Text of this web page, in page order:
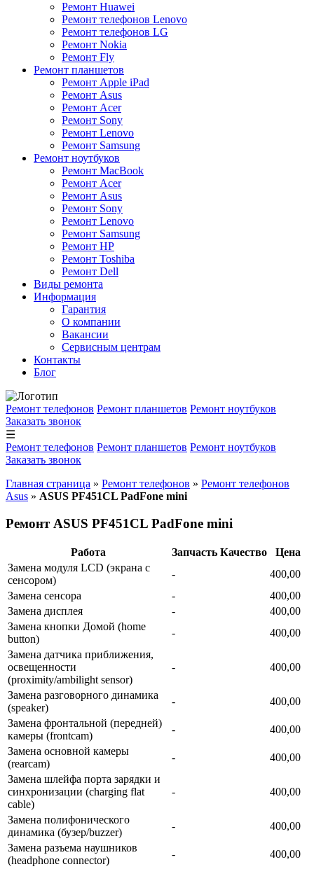
Ремонт Huawei
Ремонт телефонов Lenovo
Ремонт телефонов LG
Ремонт Nokia
Ремонт Fly
Ремонт планшетов
Ремонт Apple iPad
Ремонт Asus
Ремонт Acer
Ремонт Sony
Ремонт Lenovo
Ремонт Samsung
Ремонт ноутбуков
Ремонт MacBook
Ремонт Acer
Ремонт Asus
Ремонт Sony
Ремонт Lenovo
Ремонт Samsung
Ремонт HP
Ремонт Toshiba
Ремонт Dell
Виды ремонта
Информация
Гарантия
О компании
Вакансии
Сервисным центрам
Контакты
Блог
Ремонт телефонов Ремонт планшетов Ремонт ноутбуков
Заказать звонок
☰
Ремонт телефонов Ремонт планшетов Ремонт ноутбуков
Заказать звонок
Главная страница » Ремонт телефонов » Ремонт телефонов
Asus » ASUS PF451CL PadFone mini
Ремонт ASUS PF451CL PadFone mini
Работа Запчасть Качество
Цена
Замена модуля LCD (экрана с
сенсором)
-
400,00
Замена сенсора
-
400,00
Замена дисплея
-
400,00
Замена кнопки Домой (home
button)
-
400,00
Замена датчика приближения,
освещенности
(proximity/ambilight sensor)
- 400,00
Замена разговорного динамика
(speaker)
-
400,00
Замена фронтальной (передней)
камеры (frontcam)
-
400,00
Замена основной камеры
(rearcam)
-
400,00
Замена шлейфа порта зарядки и
синхронизации (charging flat
cable)
- 400,00
Замена полифонического
динамика (бузер/buzzer)
-
400,00
Замена разъема наушников
(headphone connector)
-
400,00